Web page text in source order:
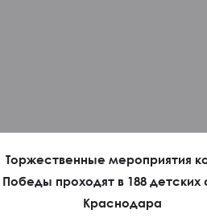
Торжественные мероприятия
Победы проходят в 188 детских
Краснодара